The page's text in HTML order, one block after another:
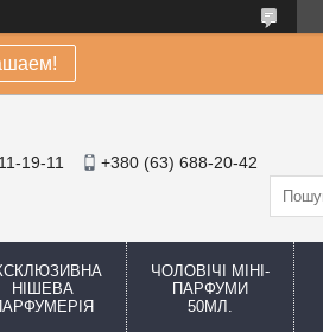
19-11 +380 (63) 688-20-42
НІШЕВА
ЧОЛОВІЧІ МІНІ-
ПАРФУМИ
50МЛ.